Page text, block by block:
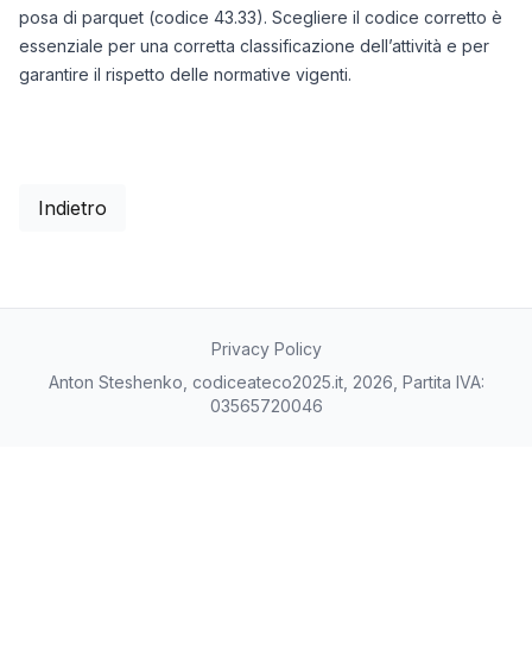
posa di parquet (codice 43.33). Scegliere il codice corretto è
essenziale per una corretta classificazione dell’attività e per
garantire il rispetto delle normative vigenti.
Indietro
Privacy Policy
Anton Steshenko, codiceateco2025.it, 2026, Partita IVA:
03565720046